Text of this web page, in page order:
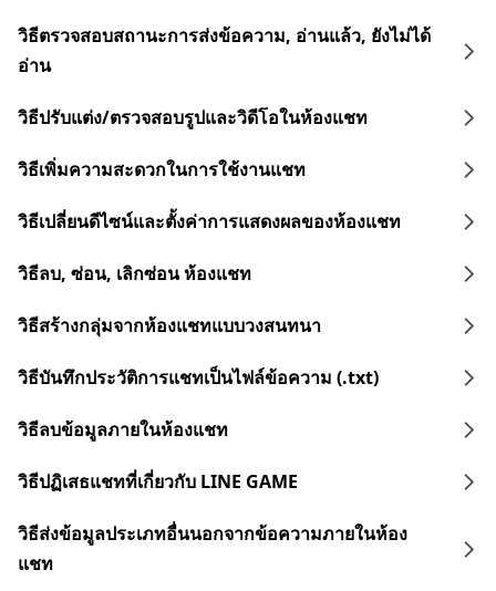
วิธีตรวจสอบสถานะการส่งข้อความ, อ่านแล้ว, ยังไม่ได้
อ่าน
วิธีปรับแต่ง/ตรวจสอบรูปและวิดีโอในห้องแชท
วิธีเพิ่มความสะดวกในการใช้งานแชท
วิธีเปลี่ยนดีไซน์และตั้งค่าการแสดงผลของห้องแชท
วิธีลบ, ซ่อน, เลิกซ่อน ห้องแชท
วิธีสร้างกลุ่มจากห้องแชทแบบวงสนทนา
วิธีบันทึกประวัติการแชทเป็นไฟล์ข้อความ (.txt)
วิธีลบข้อมูลภายในห้องแชท
วิธีปฏิเสธแชทที่เกี่ยวกับ LINE GAME
วิธีส่งข้อมูลประเภทอื่นนอกจากข้อความภายในห้อง
แชท